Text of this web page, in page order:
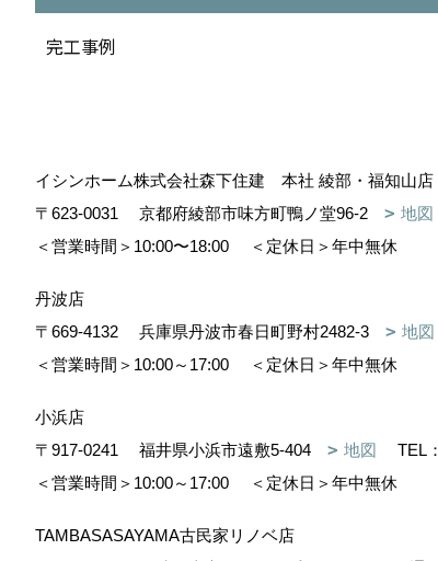
完工事例
イシンホーム株式会社森下住建 本社 綾部・福知山店
〒623-0031
京都府綾部市味方町鴨ノ堂96-2 地図
＜営業時間＞10:00〜18:00
＜定休日＞年中無休
丹波店
〒669-4132
兵庫県丹波市春日町野村2482-3 地図
＜営業時間＞10:00～17:00
＜定休日＞年中無休
小浜店
〒917-0241
福井県小浜市遠敷5-404 地図 TEL：
＜営業時間＞10:00～17:00
＜定休日＞年中無休
TAMBASASAYAMA古民家リノベ店